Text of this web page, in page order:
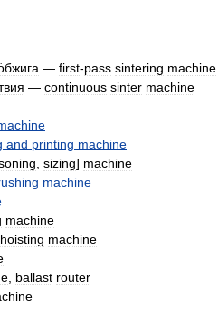
— first-pass sintering machine
— continuous sinter machine
and printing machine
sizing] machine
machine
machine
hoisting machine
ballast router